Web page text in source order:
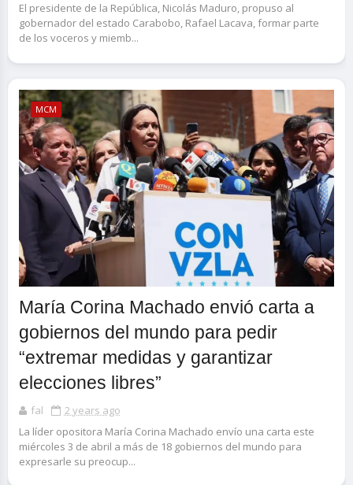
El presidente de la República, Nicolás Maduro, propuso al
gobernador del estado Carabobo, Rafael Lacava, formar parte
de los voceros y miemb...
MCM
María Corina Machado envió carta a
gobiernos del mundo para pedir
“extremar medidas y garantizar
elecciones libres”
fal
2 years ago
La líder opositora María Corina Machado envío una carta este
miércoles 3 de abril a más de 18 gobiernos del mundo para
expresarle su preocup...